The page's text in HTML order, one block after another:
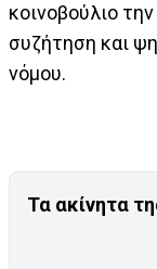
κοινοβούλιο
συζήτηση και
νόμου.
Τα ακίνητα